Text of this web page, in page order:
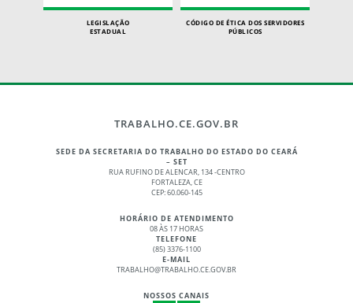
LEGISLAÇÃO
ESTADUAL
CÓDIGO DE ÉTICA DOS SERVIDORES
PÚBLICOS
TRABALHO.CE.GOV.BR
SEDE DA SECRETARIA DO TRABALHO DO ESTADO DO CEARÁ
– SET
RUA RUFINO DE ALENCAR, 134 -CENTRO
FORTALEZA, CE
CEP: 60.060-145
HORÁRIO DE ATENDIMENTO
08 ÀS 17 HORAS
TELEFONE
(85) 3376-1100
E-MAIL
TRABALHO@TRABALHO.CE.GOV.BR
NOSSOS CANAIS